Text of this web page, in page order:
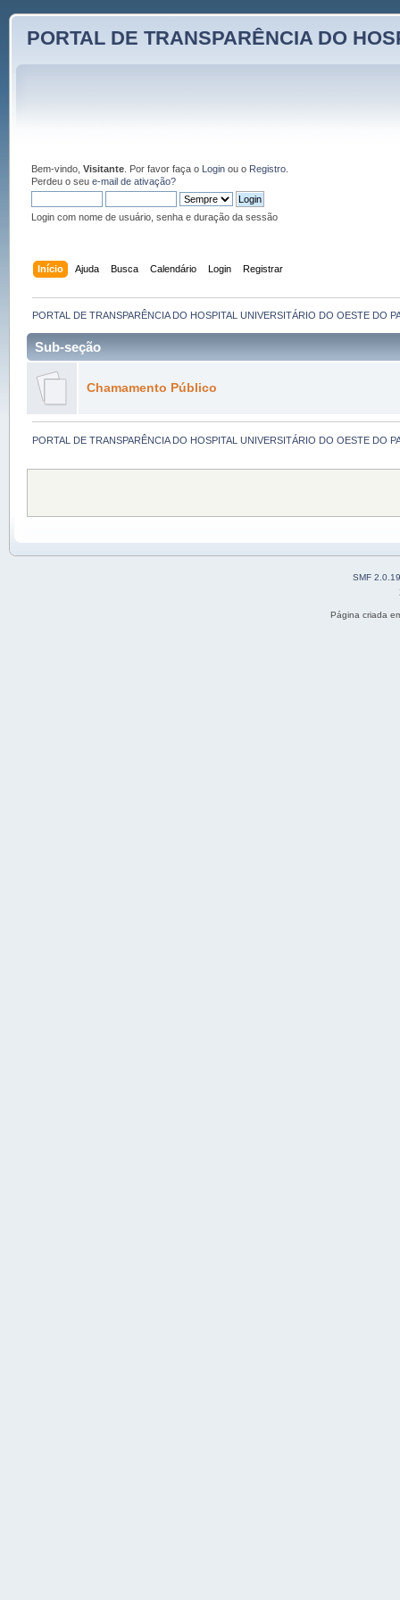
PORTAL DE TRANSPARÊNCIA DO
Bem-vindo, Visitante. Por favor faça o Loginou o Registro.
Perdeu o seu e-mail de ativação?
Login com nome de usuário, senha e duração da sessão
Início Ajuda Busca Calendário Login Registrar
PORTAL DE TRANSPARÊNCIA DO HOSPITAL UNIVERSITÁRIO DO OESTE DO
Sub-seção
Chamamento Público
PORTAL DE TRANSPARÊNCIA DO HOSPITAL UNIVERSITÁRIO DO OESTE DO
SMF 2.0.19
Página criada